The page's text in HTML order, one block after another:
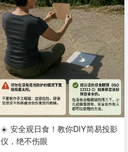
☀️ 安全观日食！教你DIY简易投影
仪，绝不伤眼